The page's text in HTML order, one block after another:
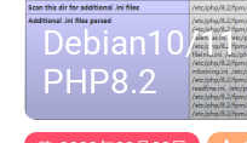
Nginx 就会拒绝它（403
务器才会接受它。 重启
Debian10/
PHP8.2